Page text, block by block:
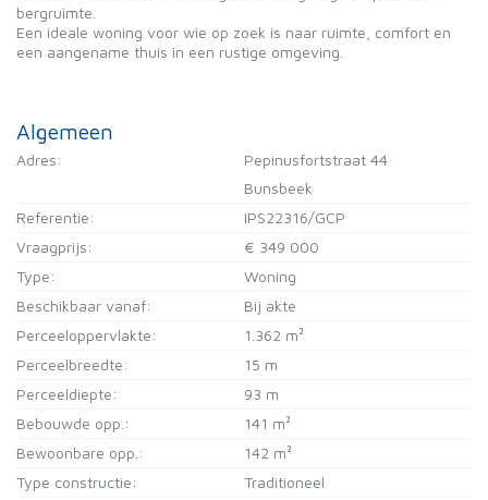
bergruimte.
Een ideale woning voor wie op zoek is naar ruimte, comfort en
een aangename thuis in een rustige omgeving.
Algemeen
Adres:
Pepinusfortstraat 44
Bunsbeek
Referentie:
IPS22316/GCP
Vraagprijs:
€ 349 000
Type:
Woning
Beschikbaar vanaf:
Bij akte
Perceeloppervlakte:
1.362 m²
Perceelbreedte:
15 m
Perceeldiepte:
93 m
Bebouwde opp.:
141 m²
Bewoonbare opp.:
142 m²
Type constructie:
Traditioneel